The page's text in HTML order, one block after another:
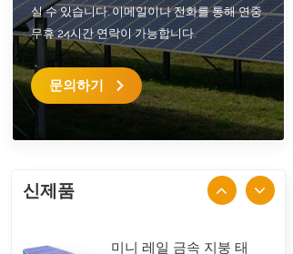
실 수 있습니다. 이메일이나 전화를 통해 연중
무휴 24시간 연락이 가능합니다.
문의하기
신제품
미니 레일 금속 지붕 태